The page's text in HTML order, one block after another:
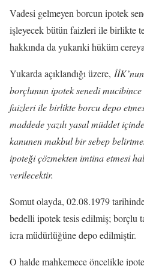
Vadesi gelmeyen borcun ipotek
işleyecek bütün faizleri ile birlikte
hakkında da yukarıki hüküm
Yukarda açıklandığı üzere,
borçlunun ipotek senedi
faizleri ile birlikte borcu depo
maddede yazılı yasal müddet
kanunen makbul bir sebep
ipoteği çözmekten imtina etmesi
verilecektir.
Somut olayda, 02.08.1979
bedelli ipotek tesis edilmiş; borçlu
icra müdürlüğüne depo edilmiştir.
O halde mahkemece öncelikle